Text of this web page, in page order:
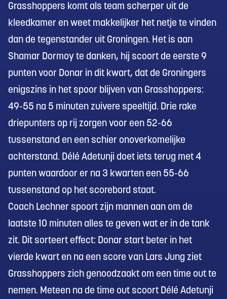
Grasshoppers komt als team scherper uit de
kleedkamer en weet makkelijker het netje te vinden
dan de tegenstander uit Groningen. Het is aan
Shamar Dormoy te danken, hij scoort de eerste 9
punten voor Donar in dit kwart, dat de Groningers
enigszins in het spoor blijven van Grasshoppers:
49-55 na 5 minuten zuivere speeltijd. Drie rake
driepunters op rij zorgen voor een 52-66
tussenstand en een schier onoverkomelijke
achterstand. Délé Adetunji doet iets terug met 4
punten waardoor er na 3 kwarten een 55-66
tussenstand op het scorebord staat.
Coach Lechner spoort zijn mannen aan om de
laatste 10 minuten alles te geven wat er in de tank
zit. Dit sorteert effect: Donar start beter in het
vierde kwart en na een score van Lars Jung ziet
Grasshoppers zich genoodzaakt om een time out te
nemen. Meteen na de time out scoort Délé Adetunji